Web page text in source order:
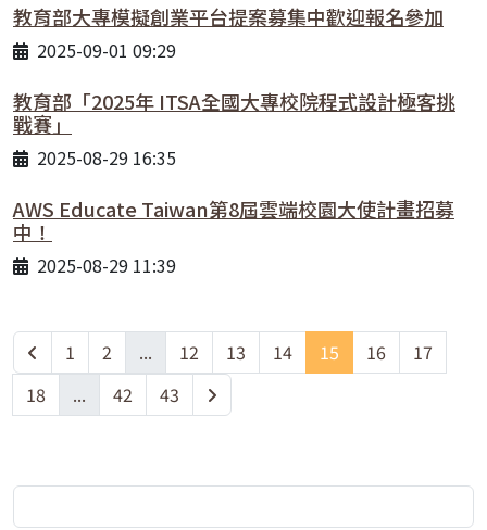
教育部大專模擬創業平台提案募集中歡迎報名參加
2025-09-01 09:29
教育部「2025年 ITSA全國大專校院程式設計極客挑
戰賽」
2025-08-29 16:35
AWS Educate Taiwan第8屆雲端校園大使計畫招募
中！
2025-08-29 11:39
1 2 ... 12 13 14 15 16
17
18
... 42 43